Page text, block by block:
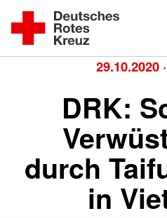
29.10.2020 ·
DRK:
durch
in